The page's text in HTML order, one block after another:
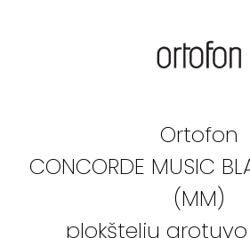
Ortofon
CONCORDE MUSIC
(MM)
plokštelių